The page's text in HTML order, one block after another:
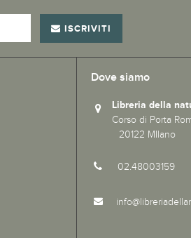
ISCRIVITI
Dove siamo
Libreria della
Corso di
20122 MIlano
02.48003159